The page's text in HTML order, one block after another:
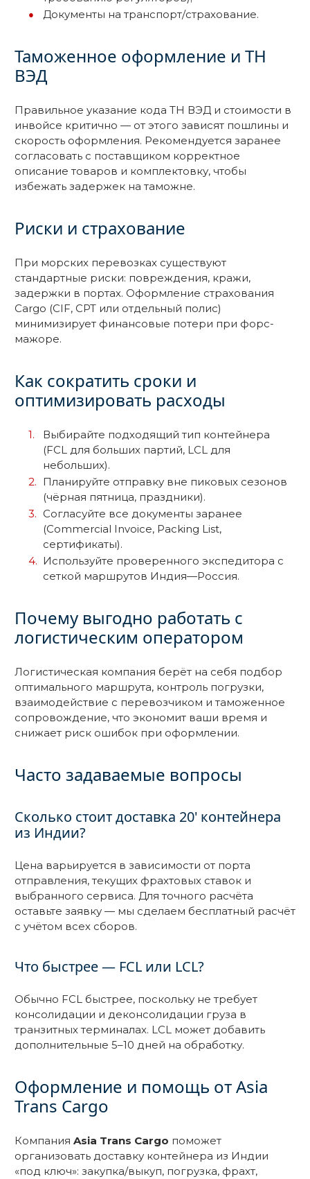
Документы на транспорт/страхование.
Таможенное оформление и ТН
ВЭД
Правильное указание кода ТН ВЭД и стоимости в
инвойсе критично — от этого зависят пошлины и
скорость оформления. Рекомендуется заранее
согласовать с поставщиком корректное
описание товаров и комплектовку, чтобы
избежать задержек на таможне.
Риски и страхование
При морских перевозках существуют
стандартные риски: повреждения, кражи,
задержки в портах. Оформление страхования
Cargo (CIF, CPT или отдельный полис)
минимизирует финансовые потери при форс-
мажоре.
Как сократить сроки и
оптимизировать расходы
Выбирайте подходящий тип контейнера
(FCL для больших партий, LCL для
небольших).
Планируйте отправку вне пиковых сезонов
(чёрная пятница, праздники).
Согласуйте все документы заранее
(Commercial Invoice, Packing List,
сертификаты).
Используйте проверенного экспедитора с
сеткой маршрутов Индия—Россия.
Почему выгодно работать с
логистическим оператором
Логистическая компания берёт на себя подбор
оптимального маршрута, контроль погрузки,
взаимодействие с перевозчиком и таможенное
сопровождение, что экономит ваши время и
снижает риск ошибок при оформлении.
Часто задаваемые вопросы
Сколько стоит доставка 20' контейнера
из Индии?
Цена варьируется в зависимости от порта
отправления, текущих фрахтовых ставок и
выбранного сервиса. Для точного расчёта
оставьте заявку — мы сделаем бесплатный расчёт
с учётом всех сборов.
Что быстрее — FCL или LCL?
Обычно FCL быстрее, поскольку не требует
консолидации и деконсолидации груза в
транзитных терминалах. LCL может добавить
дополнительные 5–10 дней на обработку.
Оформление и помощь от Asia
Trans Cargo
Компания Asia Trans Cargo поможет
организовать доставку контейнера из Индии
«под ключ»: закупка/выкуп, погрузка, фрахт,